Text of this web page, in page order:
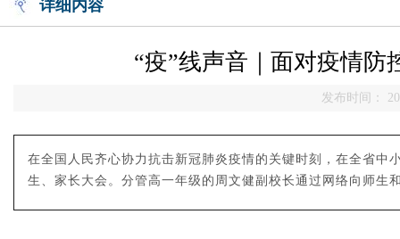
详细内容
“疫”线声音｜面对疫情
发布时间：
在全国人民齐心协力抗击新冠肺炎疫情的关键时刻，在全省中
生、家长大会。 分管高一年级的周文健副校长通过网络向师生